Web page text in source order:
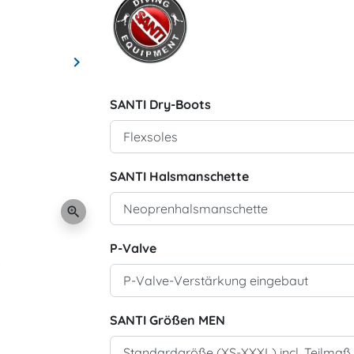
Weiter
keyboard_arrow_right
zoom_in
SANTI Dry-Boots
SANTI Halsmanschette
P-Valve
SANTI Größen MEN